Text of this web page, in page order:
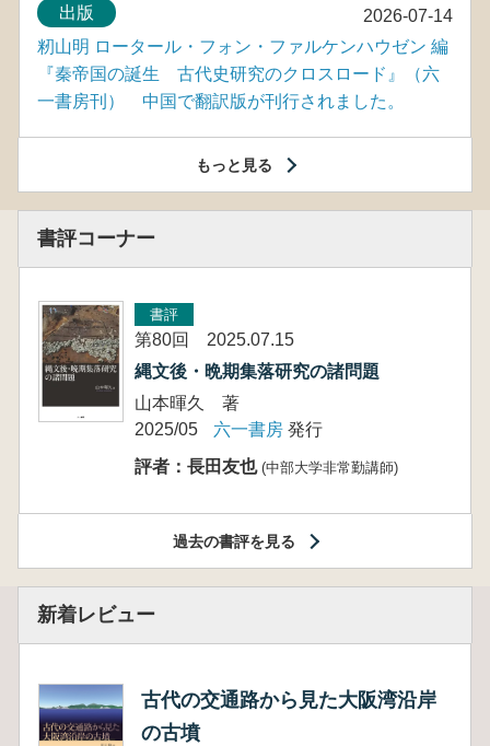
2026-07-14
出版
籾山明 ロータール・フォン・ファルケンハウゼン 編
『秦帝国の誕生 古代史研究のクロスロード』（六
一書房刊） 中国で翻訳版が刊行されました。
もっと見る
書評コーナー
書評
第80回 2025.07.15
縄文後・晩期集落研究の諸問題
山本暉久 著
2025/05
六一書房 発行
評者：長田友也 (中部大学非常勤講師)
過去の書評を見る
新着レビュー
古代の交通路から見た大阪湾沿岸
の古墳